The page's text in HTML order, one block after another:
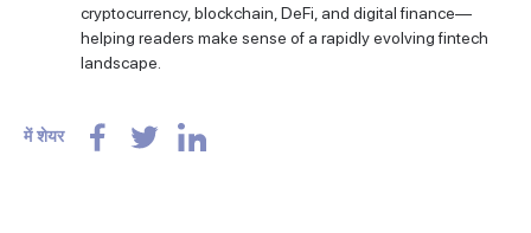
cryptocurrency, blockchain, DeFi, and digital finance—
helping readers make sense of a rapidly evolving fintech
landscape.
में शेयर